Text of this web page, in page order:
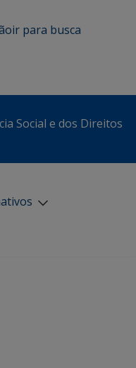
ir para busca
Social e dos Direitos